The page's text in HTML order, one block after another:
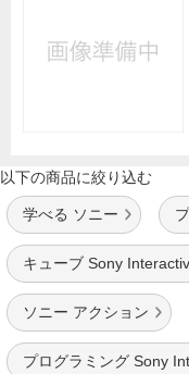
以下の商品に絞り込む
学べる ソニー
キューブ Sony
ソニー アクション
プログラミング Sony